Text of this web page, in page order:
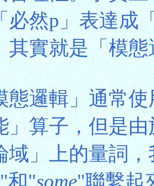
必然p」表達成
其實就是「模
態邏輯」通常
」算子，但是
域」上的量詞
"和"some"聯繫起